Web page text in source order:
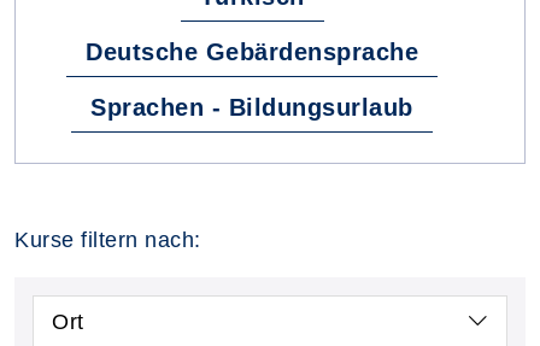
Deutsche Gebärdensprache
Sprachen - Bildungsurlaub
Kurse filtern nach:
Ort